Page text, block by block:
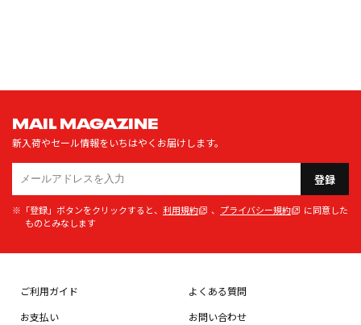
MAIL MAGAZINE
新入荷やセール情報をいちはやくお届けします。
登録
※「登録」ボタンをクリックすると、 利用規約 、 プライバシー規約
に同意した
ものとみなします
ご利用ガイド
お支払い
よくある質問
お問い合わせ